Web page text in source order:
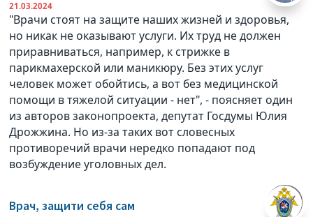
21.03.2024
"Врачи стоят на защите наших жизней и здоровья,
но никак не оказывают услуги. Их труд не должен
приравниваться, например, к стрижке в
парикмахерской или маникюру. Без этих услуг
человек может обойтись, а вот без медицинской
помощи в тяжелой ситуации - нет", - поясняет один
из авторов законопроекта, депутат Госдумы Юлия
Дрожжина. Но из-за таких вот словесных
противоречий врачи нередко попадают под
возбуждение уголовных дел.
Врач, защити себя сам